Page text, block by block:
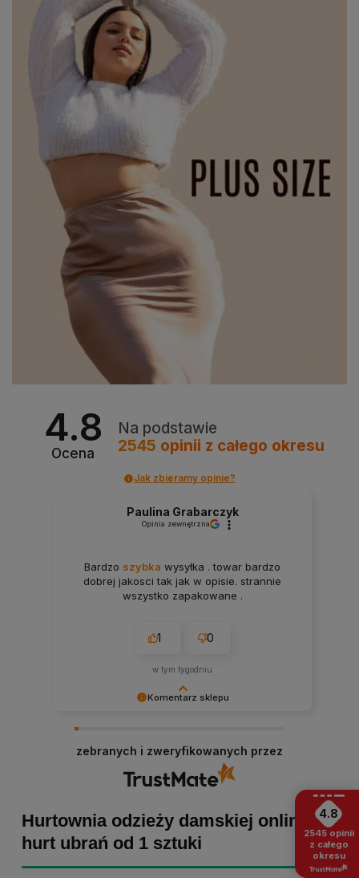
4.8
Ocena
Na podstawie
2545 opinii z całego okresu
Jak zbieramy opinie?
Komentarz sklepu
skrzydeł, dlatego tym bardziej cieszymy się, że
zakup przebiegł pomyślnie. Obiecujemy
utrzymać dobrą passę - zapraszamy ponownie! :)
Paulina Grabarczyk
Opinia zewnętrzna
Bardzo szybka wysyłka . towar bardzo
dobrej jakosci tak jak w opisie. strannie
wszystko zapakowane .
1 0
w tym tygodniu
zebranych i zweryfikowanych przez
Hurtownia odzieży damskiej online -
hurt ubrań od 1 sztuki
4.8
2545 opinii
z całego
okresu